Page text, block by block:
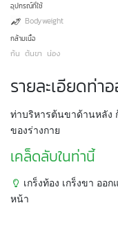
อุปกรณ์ที่ใช้
Bodyweight
กล้ามเนื้อ
ก้น ต้นขา น่อง
รายละเอียดท่า
ท่าบริหารต้นขาด้านหลัง
ของร่างกาย
เคล็ดลับในท่านี้
เกร็งท้อง เกร็งขา อ
หน้า